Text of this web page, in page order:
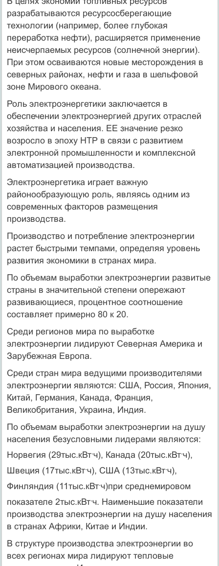
разрабатываются ресурсосберегающие
технологии (например, более глубокая
переработка нефти), расширяется применение
неисчерпаемых ресурсов (солнечной энергии).
При этом осваиваются новые месторождения в
северных районах, нефти и газа в шельфовой
зоне Мирового океана.
Роль электроэнергетики заключается в
обеспечении электроэнергией других отраслей
хозяйства и населения. ЕЕ значение резко
возросло в эпоху НТР в связи с развитием
электронной промышленности и комплексной
автоматизацией производства.
Электроэнергетика играет важную
районообразующую роль, являясь одним из
современных факторов размещения
производства.
Производство и потребление электроэнергии
растет быстрыми темпами, определяя уровень
развития экономики в странах мира.
По объемам выработки электроэнергии развитые
страны в значительной степени опережают
развивающиеся, процентное соотношение
составляет примерно 80 к 20.
Среди регионов мира по выработке
электроэнергии лидируют Северная Америка и
Зарубежная Европа.
Среди стран мира ведущими производителями
электроэнергии являются: США, Россия, Япония,
Китай, Германия, Канада, Франция,
Великобритания, Украина, Индия.
По объемам выработки электроэнергии на душу
населения безусловными лидерами являются:
Норвегия (29тыс.кВт.ч), Канада (20тыс.кВт.ч),
Швеция (17тыс.кВт.ч), США (13тыс.кВт.ч),
Финляндия (11тыс.кВт.ч)при среднемировом
показателе 2тыс.кВт.ч. Наименьшие показатели
производства электроэнергии на душу населения
в странах Африки, Китае и Индии.
В структуре производства электроэнергии во
всех регионах мира лидируют тепловые